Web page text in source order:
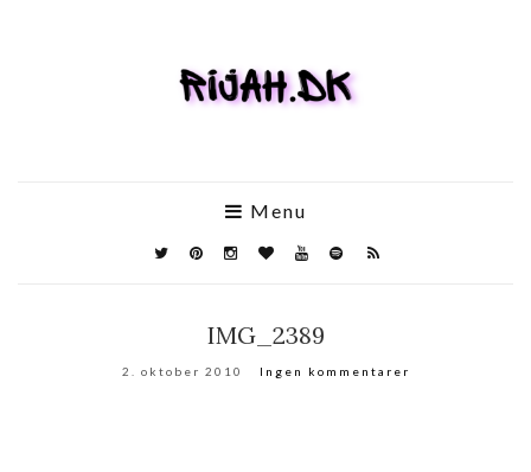
Menu
IMG_2389
2. oktober 2010 Ingen kommentarer